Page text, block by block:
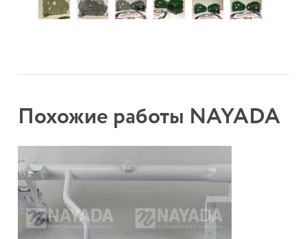
Похожие работы NAYADA